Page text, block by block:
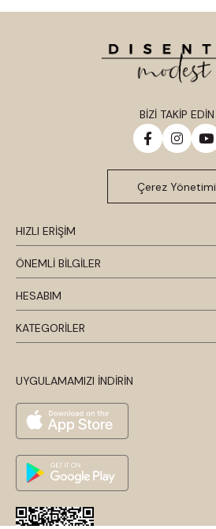
HIZLI ERİŞİM
ÖNEMLİ BİLGİLER
HESABIM
KATEGORİLER
UYGULAMAMIZI İNDİRİN
BİZİ TAKİP EDİN
Çerez Yönetimi